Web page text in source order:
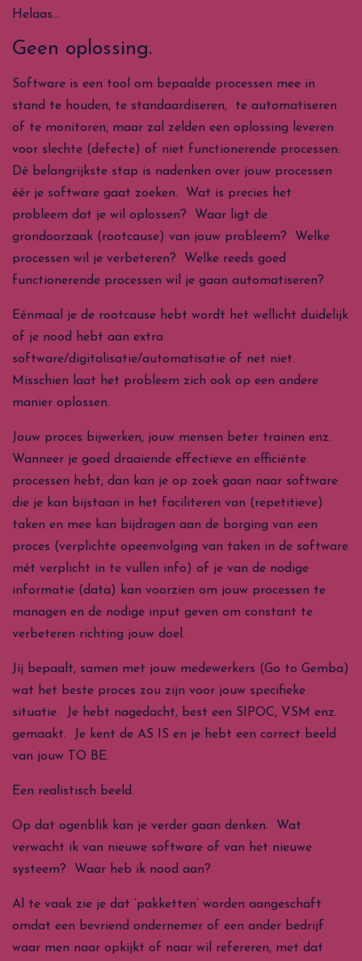
Helaas…
Geen oplossing.
Software is een tool om bepaalde processen mee in
stand te houden, te standaardiseren, te automatiseren
of te monitoren, maar zal zelden een oplossing leveren
voor slechte (defecte) of niet functionerende processen.
Dé belangrijkste stap is nadenken over jouw processen
éér je software gaat zoeken. Wat is precies het
probleem dat je wil oplossen? Waar ligt de
grondoorzaak (rootcause) van jouw probleem? Welke
processen wil je verbeteren? Welke reeds goed
functionerende processen wil je gaan automatiseren?
Eénmaal je de rootcause hebt wordt het wellicht duidelijk
of je nood hebt aan extra
software/digitalisatie/automatisatie of net niet.
Misschien laat het probleem zich ook op een andere
manier oplossen.
Jouw proces bijwerken, jouw mensen beter trainen enz.
Wanneer je goed draaiende effectieve en efficiënte
processen hebt, dan kan je op zoek gaan naar software
die je kan bijstaan in het faciliteren van (repetitieve)
taken en mee kan bijdragen aan de borging van een
proces (verplichte opeenvolging van taken in de software
mét verplicht in te vullen info) of je van de nodige
informatie (data) kan voorzien om jouw processen te
managen en de nodige input geven om constant te
verbeteren richting jouw doel.
Jij bepaalt, samen met jouw medewerkers (Go to Gemba)
wat het beste proces zou zijn voor jouw specifieke
situatie. Je hebt nagedacht, best een SIPOC, VSM enz.
gemaakt. Je kent de AS IS en je hebt een correct beeld
van jouw TO BE.
Een realistisch beeld.
Op dat ogenblik kan je verder gaan denken. Wat
verwacht ik van nieuwe software of van het nieuwe
systeem? Waar heb ik nood aan?
Al te vaak zie je dat ‘pakketten’ worden aangeschaft
omdat een bevriend ondernemer of een ander bedrijf
waar men naar opkijkt of naar wil refereren, met dat